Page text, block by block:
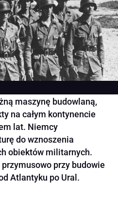
maszynę budowlaną,
na całym kontynencie
lat. Niemcy
do wznoszenia
obiektów militarnych.
przy budowie
Atlantyku po Ural.